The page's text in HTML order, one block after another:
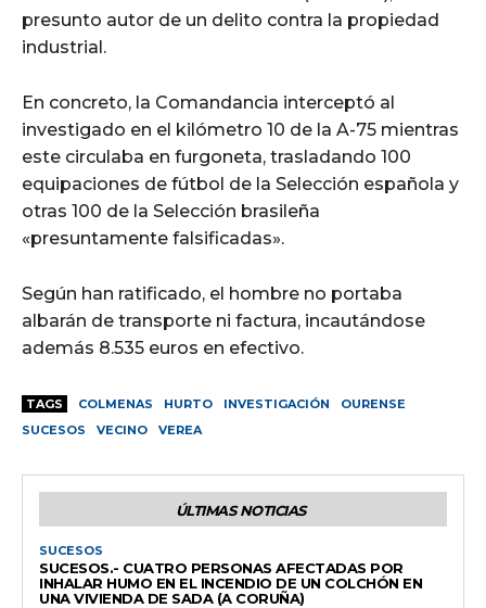
presunto autor de un delito contra la propiedad
industrial.
En concreto, la Comandancia interceptó al
investigado en el kilómetro 10 de la A-75 mientras
este circulaba en furgoneta, trasladando 100
equipaciones de fútbol de la Selección española y
otras 100 de la Selección brasileña
«presuntamente falsificadas».
Según han ratificado, el hombre no portaba
albarán de transporte ni factura, incautándose
además 8.535 euros en efectivo.
TAGS COLMENAS HURTO INVESTIGACIÓN
OURENSE
SUCESOS
VECINO VEREA
ÚLTIMAS NOTICIAS
SUCESOS
SUCESOS.- CUATRO PERSONAS AFECTADAS POR
INHALAR HUMO EN EL INCENDIO DE UN COLCHÓN EN
UNA VIVIENDA DE SADA (A CORUÑA)